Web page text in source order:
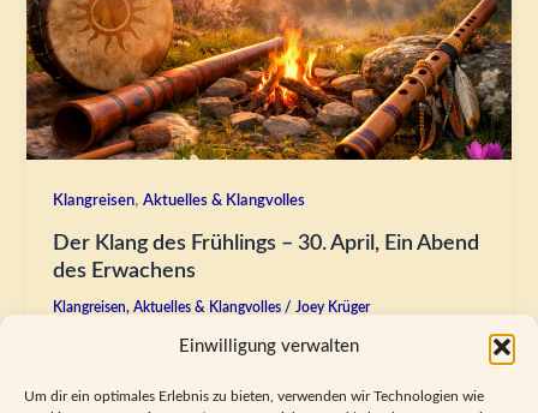
Einwilligung verwalten
Um dir ein optimales Erlebnis zu bieten, verwenden wir Technologien wie
Klangreisen,Aktuelles & Klangvolles
Der Klang des Frühlings – 30. April, Ein Abend
des Erwachens
Klangreisen,Aktuelles & Klangvolles /Joey Krüger
Wenn der Frühling leise Einzug hält,beginnt etwas in
Rhythmus, der sich erinnert. Die […]